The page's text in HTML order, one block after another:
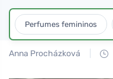
Perfumes femininos
Anna Procházková